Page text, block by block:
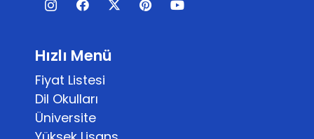
Hızlı Menü
Fiyat Listesi
Dil Okulları
Üniversite